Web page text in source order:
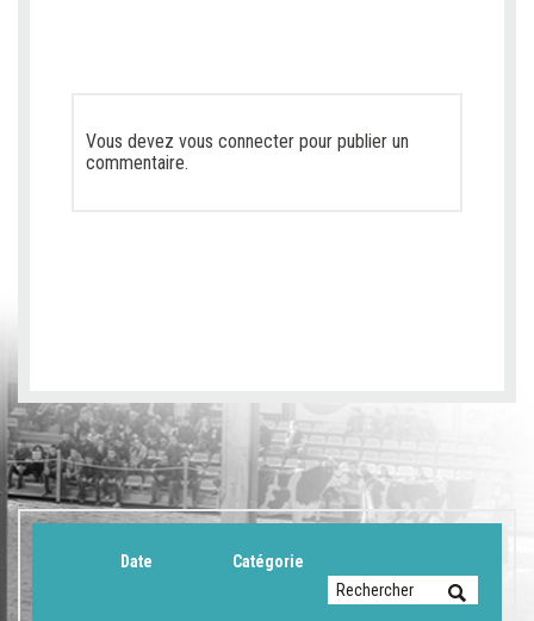
Vous devez vous connecter pour publier un
commentaire.
Date Catégorie